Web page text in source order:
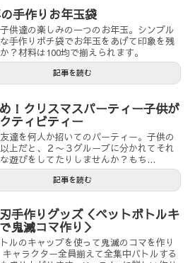
手作りお年玉袋
供達の楽しみの一つのお年玉。シンプル
手作りポチ袋でお年玉をあげて印象を残
？材料は100均で揃えられます。
記事を読む
！クリスマスパーティー子供が
ティビティー
達を何人か招いてのパーティー。子供の
上だと、２〜３グループに分かれてそれ
遊びをしてたりしませんか？もち...
記事を読む
手作りグッズ＜ペットボトルキ
鬼滅コマ作り＞
ルのキャップを使って鬼滅のコマを作り
キャラクター全員揃えて全集中バトルする